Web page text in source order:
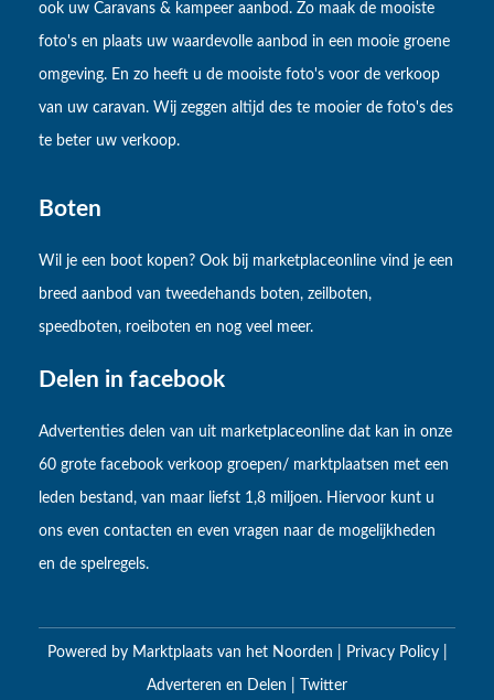
ook uw Caravans & kampeer aanbod. Zo maak de mooiste
foto's en plaats uw waardevolle aanbod in een mooie groene
omgeving. En zo heeft u de mooiste foto's voor de verkoop
van uw caravan. Wij zeggen altijd des te mooier de foto's des
te beter uw verkoop.
Boten
Wil je een boot kopen? Ook bij marketplaceonline vind je een
breed aanbod van tweedehands boten, zeilboten,
speedboten, roeiboten en nog veel meer.
Delen in facebook
Advertenties delen van uit marketplaceonline dat kan in onze
60 grote facebook verkoop groepen/ marktplaatsen met een
leden bestand, van maar liefst 1,8 miljoen. Hiervoor kunt u
ons even contacten en even vragen naar de mogelijkheden
en de spelregels.
Powered by Marktplaats van het Noorden Privacy Policy
Adverteren en Delen Twitter